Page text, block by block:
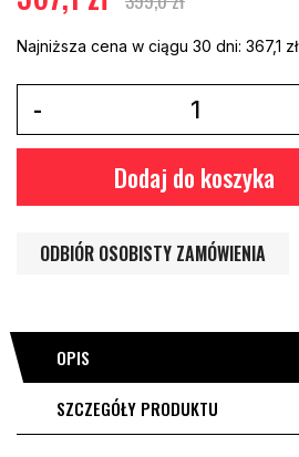
Najniższa cena w ciągu 30 dni: 367,1 zł
Dodaj do koszyka
ODBIÓR OSOBISTY ZAMÓWIENIA
OPIS
SZCZEGÓŁY PRODUKTU